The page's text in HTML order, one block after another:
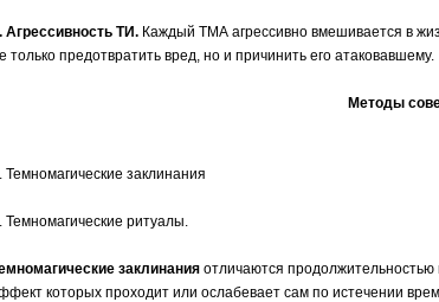
Агрессивность ТИ. Каждый ТМА агрессивно вмешивается в
только предотвратить вред, но и причинить его атаковавшему.
Методы
Темномагические заклинания
Темномагические ритуалы.
заклинания отличаются продолжительностью
которых проходит или ослабевает сам по истечении